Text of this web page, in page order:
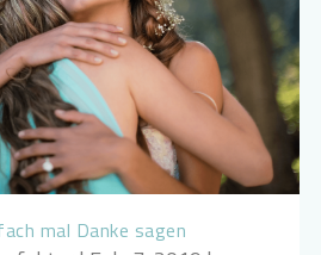
mal Danke sagen